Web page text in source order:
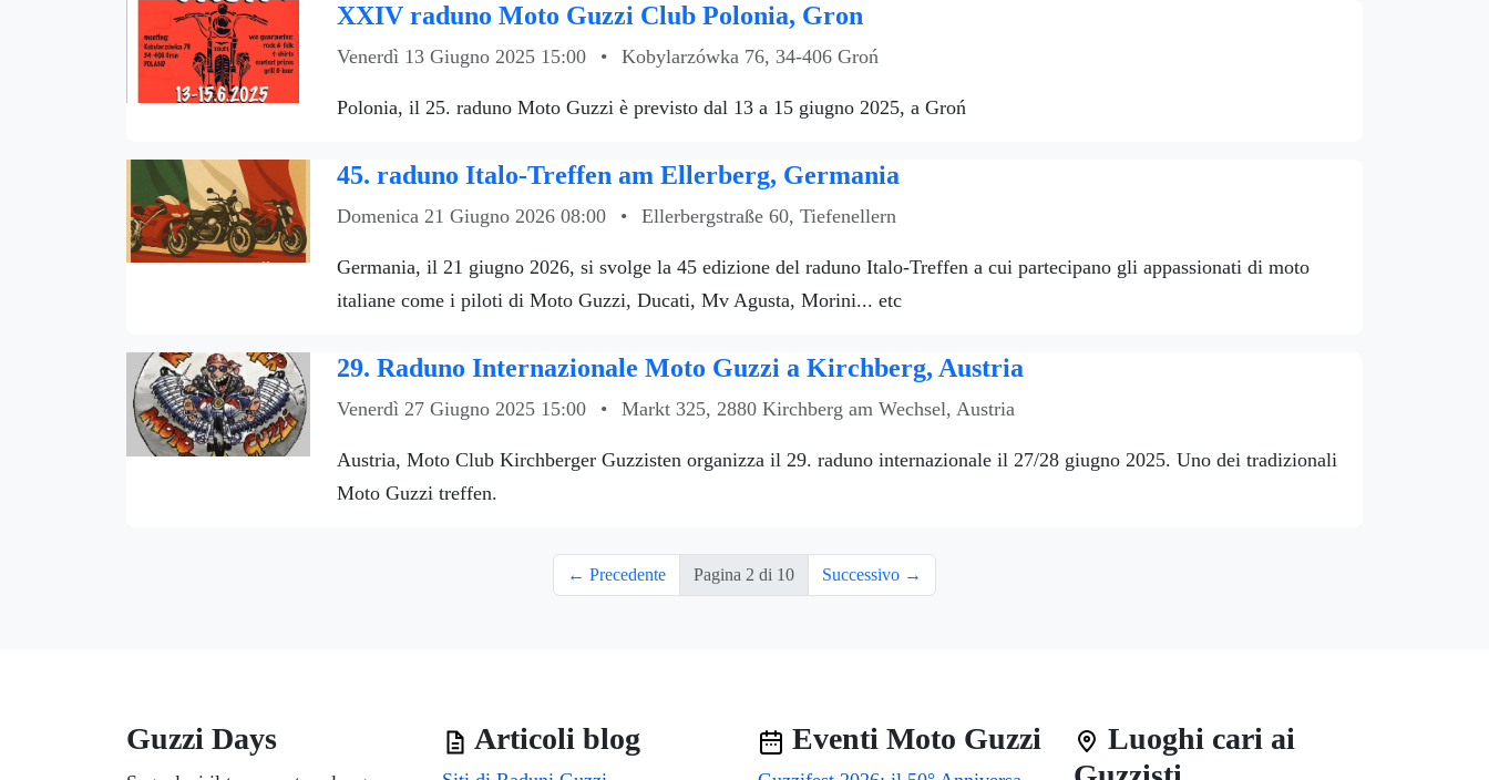
XXIV raduno Moto Guzzi Club Polonia, Gron
Venerdì 13 Giugno 2025 15:00 • Kobylarzówka 76, 34-406 Groń
Polonia, il 25. raduno Moto Guzzi è previsto dal 13 a 15 giugno 2025, a Groń
45. raduno Italo-Treffen am Ellerberg, Germania
Domenica 21 Giugno 2026 08:00 • Ellerbergstraße 60, Tiefenellern
Germania, il 21 giugno 2026, si svolge la 45 edizione del raduno Italo-Treffen a cui partecipano gli appassionati di moto
italiane come i piloti di Moto Guzzi, Ducati, Mv Agusta, Morini... etc
29. Raduno Internazionale Moto Guzzi a Kirchberg, Austria
Venerdì 27 Giugno 2025 15:00 • Markt 325, 2880 Kirchberg am Wechsel, Austria
Austria, Moto Club Kirchberger Guzzisten organizza il 29. raduno internazionale il 27/28 giugno 2025. Uno dei tradizionali
Moto Guzzi treffen.
← Precedente Pagina 2 di 10 Successivo →
Guzzi Days Articoli blog Eventi Moto Guzzi
Luoghi cari ai